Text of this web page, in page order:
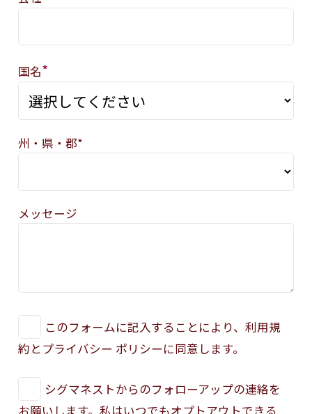
国名*
州・県・郡*
メッセージ
このフォームに記入することにより、利用規
約とプライバシー ポリシーに同意します。
シグマネストからのフォローアップの連絡を
お願いします。私はいつでもオプトアウトできる